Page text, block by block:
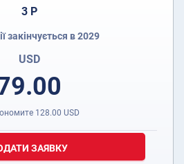
3 Р
закінчується в 2029
USD
128.00 USD
ЗАЯВКУ